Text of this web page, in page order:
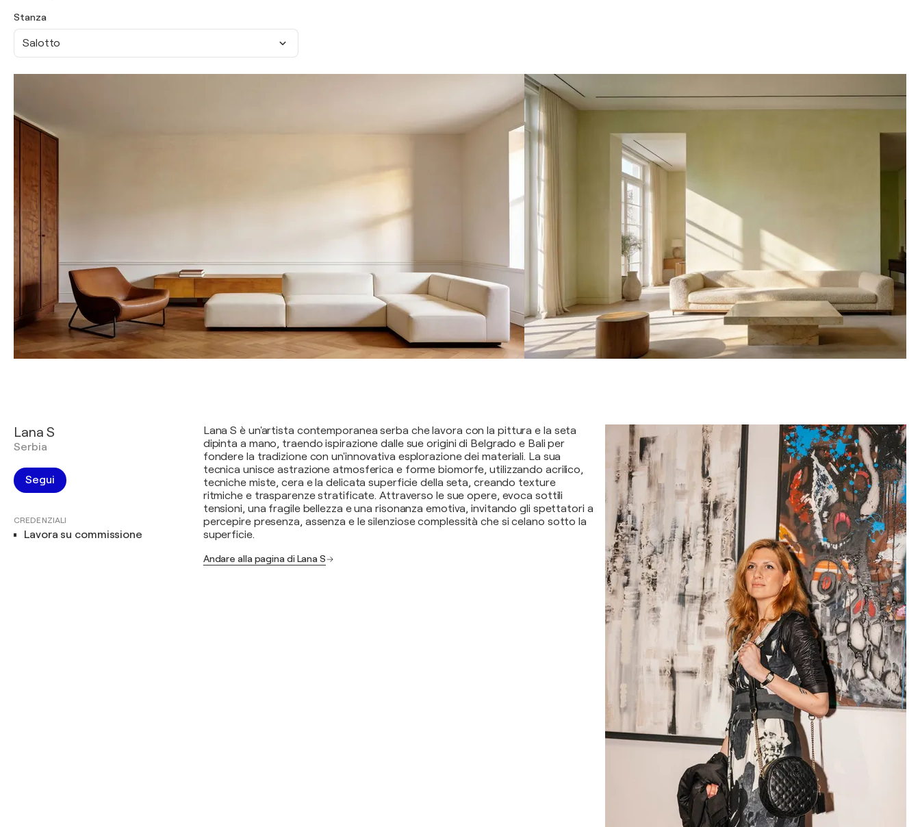
Stanza
Salotto
Lana S
Serbia
Segui
CREDENZIALI
Lavora su commissione
Lana S è un'artista contemporanea serba che lavora con la pittura e la seta
dipinta a mano, traendo ispirazione dalle sue origini di Belgrado e Bali per
fondere la tradizione con un'innovativa esplorazione dei materiali. La sua
tecnica unisce astrazione atmosferica e forme biomorfe, utilizzando acrilico,
tecniche miste, cera e la delicata superficie della seta, creando texture
ritmiche e trasparenze stratificate. Attraverso le sue opere, evoca sottili
tensioni, una fragile bellezza e una risonanza emotiva, invitando gli spettatori a
percepire presenza, assenza e le silenziose complessità che si celano sotto la
superficie.
Andare alla pagina di Lana S